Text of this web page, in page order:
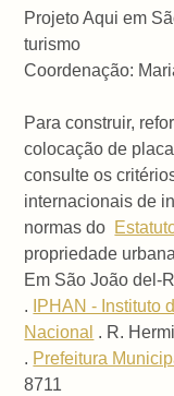
Projeto Aqui em
turismo
Coordenação:
Para construir,
colocação de
consulte os
internacionais de
normas do
propriedade
Em São João del-
.
IPHAN - Instituto
Nacional . R.
. Prefeitura
8711